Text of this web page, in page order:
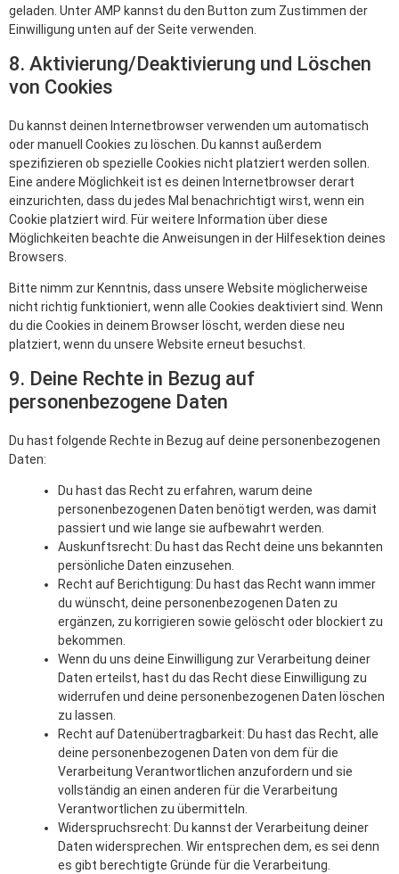
geladen. Unter AMP kannst du den Button zum Zustimmen der
Einwilligung unten auf der Seite verwenden.
8. Aktivierung/Deaktivierung und Löschen
von Cookies
Du kannst deinen Internetbrowser verwenden um automatisch
oder manuell Cookies zu löschen. Du kannst außerdem
spezifizieren ob spezielle Cookies nicht platziert werden sollen.
Eine andere Möglichkeit ist es deinen Internetbrowser derart
einzurichten, dass du jedes Mal benachrichtigt wirst, wenn ein
Cookie platziert wird. Für weitere Information über diese
Möglichkeiten beachte die Anweisungen in der Hilfesektion deines
Browsers.
Bitte nimm zur Kenntnis, dass unsere Website möglicherweise
nicht richtig funktioniert, wenn alle Cookies deaktiviert sind. Wenn
du die Cookies in deinem Browser löscht, werden diese neu
platziert, wenn du unsere Website erneut besuchst.
9. Deine Rechte in Bezug auf
personenbezogene Daten
Du hast folgende Rechte in Bezug auf deine personenbezogenen
Daten:
Du hast das Recht zu erfahren, warum deine
personenbezogenen Daten benötigt werden, was damit
passiert und wie lange sie aufbewahrt werden.
Auskunftsrecht: Du hast das Recht deine uns bekannten
persönliche Daten einzusehen.
Recht auf Berichtigung: Du hast das Recht wann immer
du wünscht, deine personenbezogenen Daten zu
ergänzen, zu korrigieren sowie gelöscht oder blockiert zu
bekommen.
Wenn du uns deine Einwilligung zur Verarbeitung deiner
Daten erteilst, hast du das Recht diese Einwilligung zu
widerrufen und deine personenbezogenen Daten löschen
zu lassen.
Recht auf Datenübertragbarkeit: Du hast das Recht, alle
deine personenbezogenen Daten von dem für die
Verarbeitung Verantwortlichen anzufordern und sie
vollständig an einen anderen für die Verarbeitung
Verantwortlichen zu übermitteln.
Widerspruchsrecht: Du kannst der Verarbeitung deiner
Daten widersprechen. Wir entsprechen dem, es sei denn
es gibt berechtigte Gründe für die Verarbeitung.